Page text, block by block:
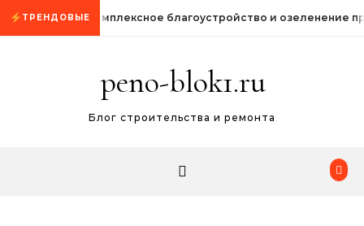
Промотать к содержимому
ТРЕНДОВЫЕКомплексное благоустройство и озеленение
peno-blok1.ru
Блог строительства и ремонта